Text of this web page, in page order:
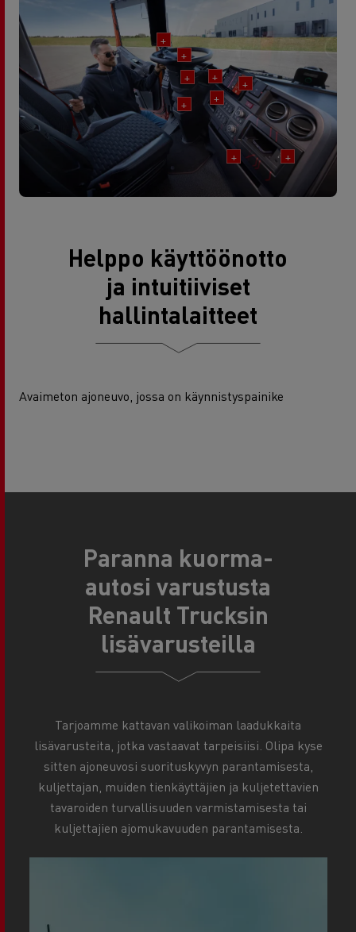
+
+
+
+
+
+
+
+
+
Helppo käyttöönotto
ja intuitiiviset
hallintalaitteet
Avaimeton ajoneuvo, jossa on käynnistyspainike
Paranna kuorma-
autosi varustusta
Renault Trucksin
lisävarusteilla
Tarjoamme kattavan valikoiman laadukkaita
lisävarusteita, jotka vastaavat tarpeisiisi. Olipa kyse
sitten ajoneuvosi suorituskyvyn parantamisesta,
kuljettajan, muiden tienkäyttäjien ja kuljetettavien
tavaroiden turvallisuuden varmistamisesta tai
kuljettajien ajomukavuuden parantamisesta.